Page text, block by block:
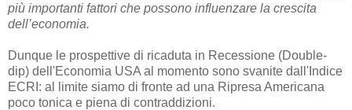
più importanti fattori che possono influenzare la crescita
dell’economia.
Dunque le prospettive di ricaduta in Recessione (Double-
dip) dell'Economia USA al momento sono svanite dall'Indice
ECRI: al limite siamo di fronte ad una Ripresa Americana
poco tonica e piena di contraddizioni.